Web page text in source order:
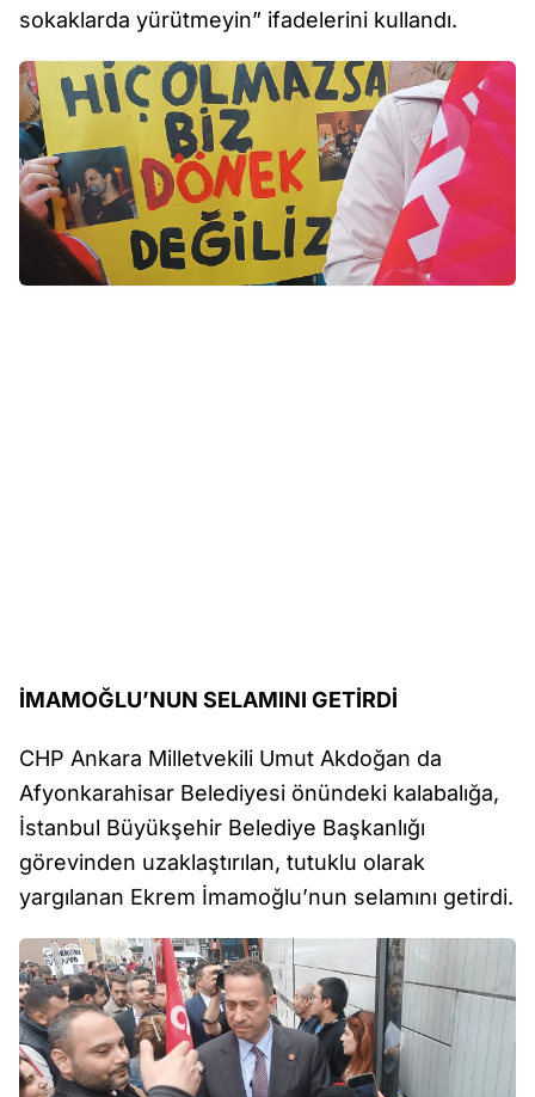
sokaklarda yürütmeyin” ifadelerini kullandı.
İMAMOĞLU’NUN SELAMINI GETİRDİ
CHP Ankara Milletvekili Umut Akdoğan da
Afyonkarahisar Belediyesi önündeki kalabalığa,
İstanbul Büyükşehir Belediye Başkanlığı
görevinden uzaklaştırılan, tutuklu olarak
yargılanan Ekrem İmamoğlu’nun selamını getirdi.